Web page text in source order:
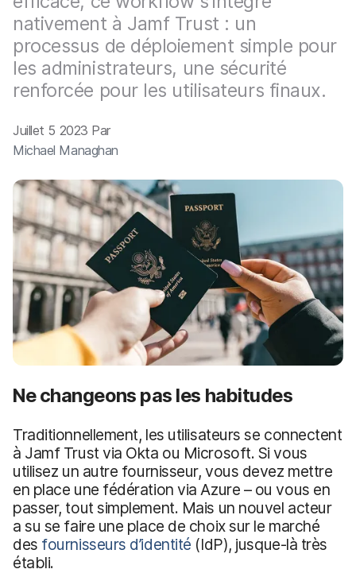
a
l
t
nativement à Jamf Trust : un
processus de déploiement simple pour
les administrateurs, une sécurité
renforcée pour les utilisateurs finaux.
Juillet 5 2023 Par
Michael Managhan
Ne changeons pas les habitudes
Traditionnellement, les utilisateurs se connectent
à Jamf Trust via Okta ou Microsoft. Si vous
utilisez un autre fournisseur, vous devez mettre
en place une fédération via Azure – ou vous en
passer, tout simplement. Mais un nouvel acteur
a su se faire une place de choix sur le marché
des fournisseurs d’identité (IdP), jusque-là très
établi.